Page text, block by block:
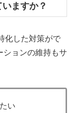
ますか？
化した対策がで
ションの維持もサ
い